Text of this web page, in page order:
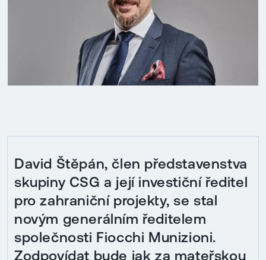
David Štěpán, člen představenstva
skupiny CSG a její investiční ředitel
pro zahraniční projekty, se stal
novým generálním ředitelem
společnosti Fiocchi Munizioni.
Zodpovídat bude jak za mateřskou